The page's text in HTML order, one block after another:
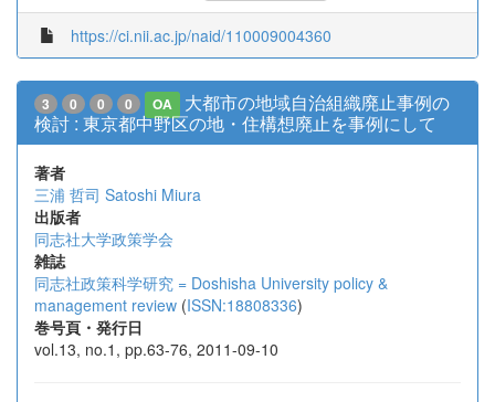
https://ci.nii.ac.jp/naid/110009004360
3 0 0 0 OA
大都市の地域自治組織廃止事例の
検討 : 東京都中野区の地・住構想廃止を事例にして
著者
三浦 哲司 Satoshi Miura
出版者
同志社大学政策学会
雑誌
同志社政策科学研究 = Doshisha University policy &
management review (ISSN:18808336)
巻号頁・発行日
vol.13, no.1, pp.63-76, 2011-09-10